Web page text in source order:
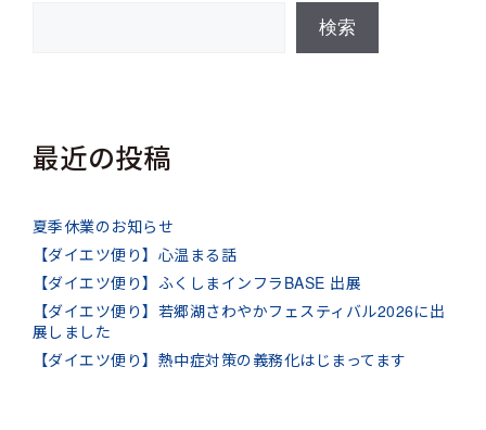
検索
最近の投稿
夏季休業のお知らせ
【ダイエツ便り】心温まる話
【ダイエツ便り】ふくしまインフラBASE 出展
【ダイエツ便り】若郷湖さわやかフェスティバル2026に出
展しました
【ダイエツ便り】熱中症対策の義務化はじまってます